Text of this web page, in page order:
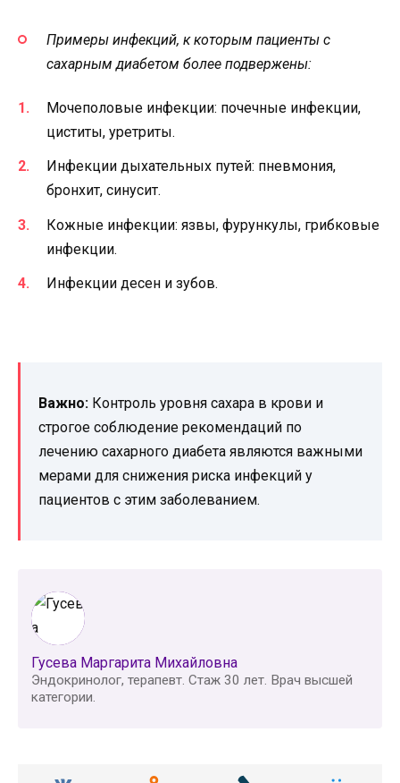
Примеры инфекций, к которым пациенты с
сахарным диабетом более подвержены:
Мочеполовые инфекции: почечные инфекции,
циститы, уретриты.
Инфекции дыхательных путей: пневмония,
бронхит, синусит.
Кожные инфекции: язвы, фурункулы, грибковые
инфекции.
Инфекции десен и зубов.
Важно: Контроль уровня сахара в крови и
строгое соблюдение рекомендаций по
лечению сахарного диабета являются важными
мерами для снижения риска инфекций у
пациентов с этим заболеванием.
Гусева Маргарита Михайловна
Эндокринолог, терапевт. Стаж 30 лет. Врач высшей
категории.